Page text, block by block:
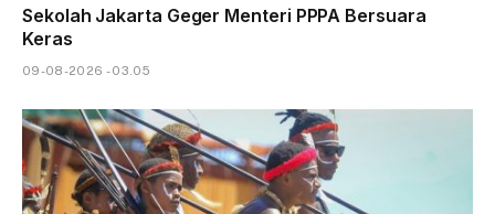
Sekolah Jakarta Geger Menteri PPPA Bersuara
Keras
09-08-2026 - 03.05